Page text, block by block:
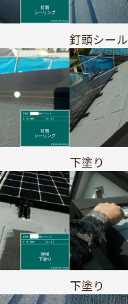
釘頭シール
下塗り
下塗り